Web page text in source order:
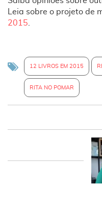
Leia sobre o projeto de
2015
12 LIVROS EM 2015
RITA NO POMAR